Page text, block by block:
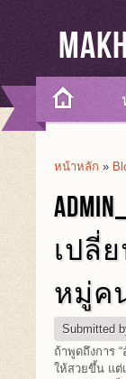
You
หน้าหลัก »
เปลี่
หมู่ค
Submitted
ถ้าพูดถึงการ
ให้สวยขึ้น แต่